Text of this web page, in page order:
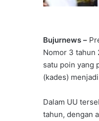
Bujurnews –
Nomor 3 tahun
satu poin yang
(kades)
Dalam UU
tahun, dengan